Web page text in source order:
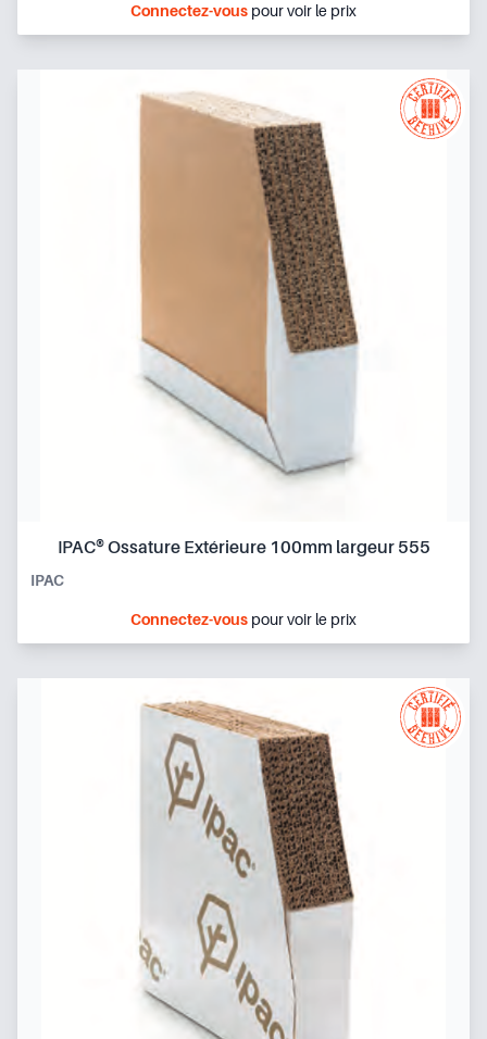
Connectez-vous pour voir le prix
IPAC® Ossature Extérieure 100mm largeur 555
IPAC
Connectez-vous pour voir le prix